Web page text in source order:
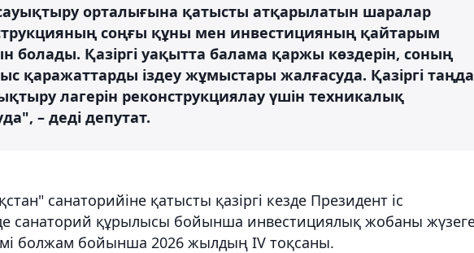
орталығына қатысты атқарылатын шаралар
соңғы құны мен инвестицияның қайтарым
болады. Қазіргі уақытта балама қаржы көздерін, соның
қаражаттарды іздеу жұмыстары жалғасуда. Қазіргі таңда
лагерін реконструкциялау үшін техникалық
– деді депутат.
санаторийіне қатысты қазіргі кезде Президент іс
санаторий құрылысы бойынша инвестициялық жобаны
болжам бойынша 2026 жылдың IV тоқсаны.